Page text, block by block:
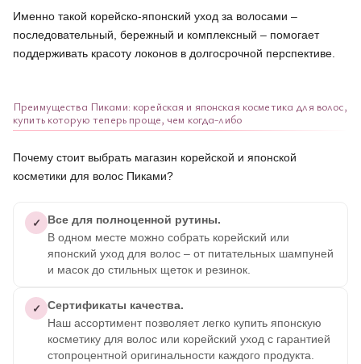
Именно такой корейско-японский уход за волосами –
последовательный, бережный и комплексный – помогает
поддерживать красоту локонов в долгосрочной перспективе.
Преимущества Пиками: корейская и японская косметика для волос,
купить которую теперь проще, чем когда-либо
Почему стоит выбрать магазин корейской и японской
косметики для волос Пиками?
✓
Все для полноценной рутины.
В одном месте можно собрать корейский или
японский уход для волос – от питательных шампуней
и масок до стильных щеток и резинок.
✓
Сертификаты качества.
Наш ассортимент позволяет легко купить японскую
косметику для волос или корейский уход с гарантией
стопроцентной оригинальности каждого продукта.